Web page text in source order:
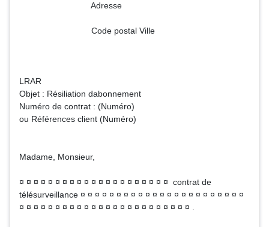
Adresse
Code postal Ville
LRAR
Objet : Résiliation dabonnement
Numéro de contrat : (Numéro)
ou Références client (Numéro)
Madame, Monsieur,
¤ ¤ ¤ ¤ ¤ ¤ ¤ ¤ ¤ ¤ ¤ ¤ ¤ ¤ ¤ ¤ ¤ ¤ ¤ ¤ ¤ contrat de
télésurveillance ¤ ¤ ¤ ¤ ¤ ¤ ¤ ¤ ¤ ¤ ¤ ¤ ¤ ¤ ¤ ¤ ¤ ¤ ¤ ¤ ¤ ¤ ¤
¤ ¤ ¤ ¤ ¤ ¤ ¤ ¤ ¤ ¤ ¤ ¤ ¤ ¤ ¤ ¤ ¤ ¤ ¤ ¤ ¤ ¤ ¤ ¤ .